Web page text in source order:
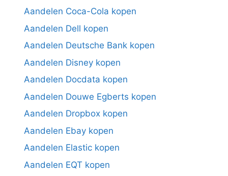
Aandelen Coca-Cola kopen
Aandelen Dell kopen
Aandelen Deutsche Bank kopen
Aandelen Disney kopen
Aandelen Docdata kopen
Aandelen Douwe Egberts kopen
Aandelen Dropbox kopen
Aandelen Ebay kopen
Aandelen Elastic kopen
Aandelen EQT kopen